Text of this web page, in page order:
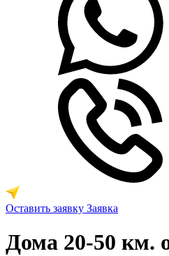
Оставить заявку Заявка
Дома 20-50